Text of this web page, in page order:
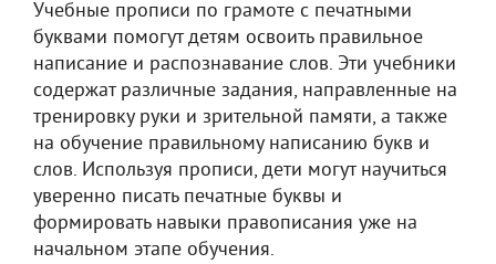
Учебные прописи по грамоте с печатными
буквами помогут детям освоить правильное
написание и распознавание слов. Эти учебники
содержат различные задания, направленные на
тренировку руки и зрительной памяти, а также
на обучение правильному написанию букв и
слов. Используя прописи, дети могут научиться
уверенно писать печатные буквы и
формировать навыки правописания уже на
начальном этапе обучения.